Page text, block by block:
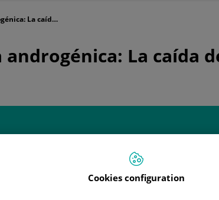
Tratamiento de la Alopecia androgénica: La caída de pelo que afecta a la mayoría de los hombres.
La caída
Cookies configuration